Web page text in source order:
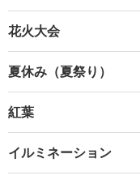
花火大会
夏休み（夏祭り）
紅葉
イルミネーション